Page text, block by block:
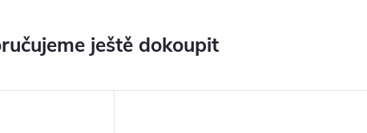
ještě dokoupit